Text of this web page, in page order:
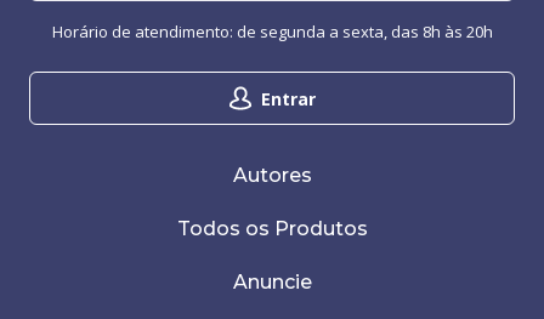
Entrar
Horário de atendimento: de segunda a sexta, das 8h às 20h
Autores
Todos os Produtos
Anuncie